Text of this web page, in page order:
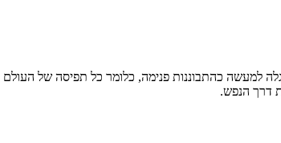
למעשה כהתבוננות פנימה, כלומר כל תפיסה של
דרך הנפש.